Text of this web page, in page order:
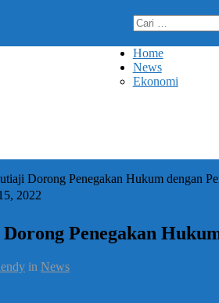
Cari
untuk:
Home
News
Ekonomi
Dorong Penegakan Hukum dengan
2022
Penegakan
in News